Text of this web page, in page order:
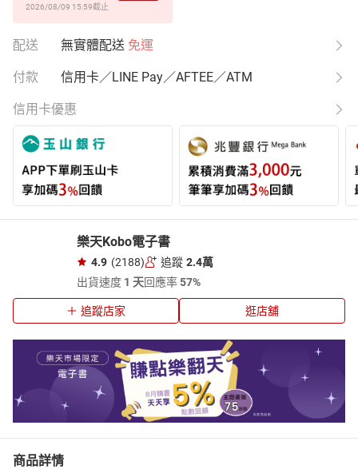
2026/08/09 15:59截止
配送 無實體配送 免運
付款 信用卡／LINE Pay／AFTEE／ATM
信用卡優惠
樂天Kobo電子書
4.9 (2188) 追蹤 2.4萬
出貨速度 1 天回應率57%
追蹤店家 逛店舖
商品詳情